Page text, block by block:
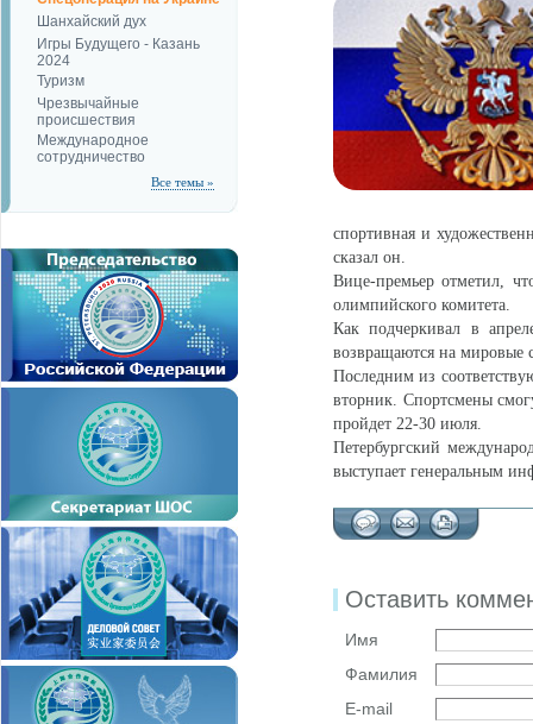
Шанхайский дух
Игры Будущего - Казань
2024
Туризм
Чрезвычайные
происшествия
Международное
сотрудничество
Все темы »
спортивная и
сказал он.
Вице-премьер отметил,
олимпийского комитета.
Как подчеркивал в
возвращаются на мировые
Последним из
вторник. Спортсмены
пройдет 22-30 июля.
Петербургский
выступает генеральным
Оставить
Имя
Фамилия
E-mail